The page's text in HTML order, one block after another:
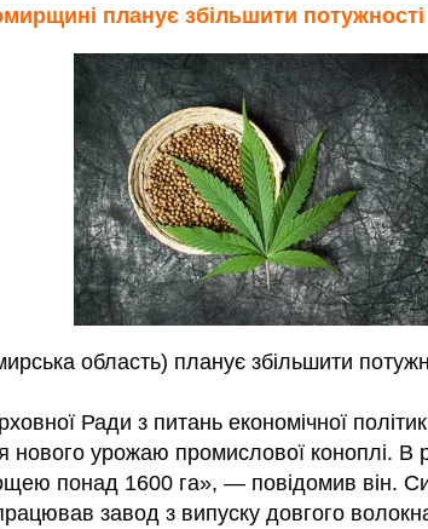
планує збільшити
область) планує збільшити
Ради з питань економічної
урожаю промислової коноплі. В
понад 1600 га», — повідомив він.
завод з випуску довгого